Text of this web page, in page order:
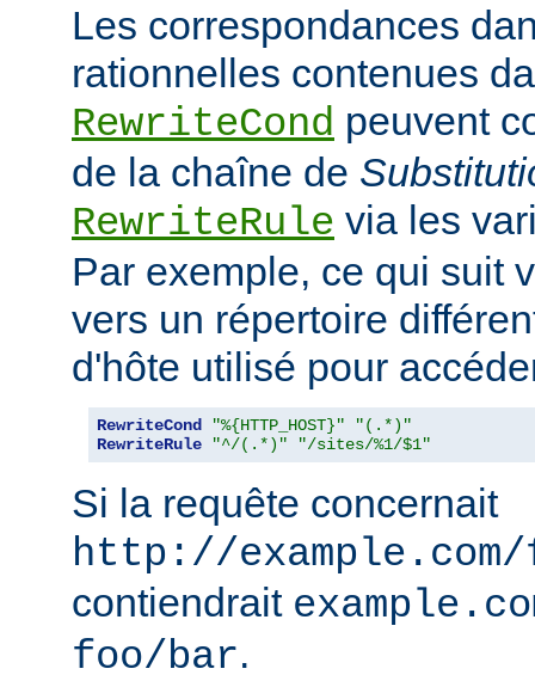
Les correspondances
rationnelles contenues
RewriteCond peuvent
de la chaîne de
RewriteRule via les
Par exemple, ce qui suit
vers un répertoire
d'hôte utilisé pour
RewriteCond "%{HTTP_HOST}"
"(.*)"
RewriteRule
"^/(.*)" "/sites/%1/$1"
Si la requête concernait
http://
contiendrait
foo/bar.